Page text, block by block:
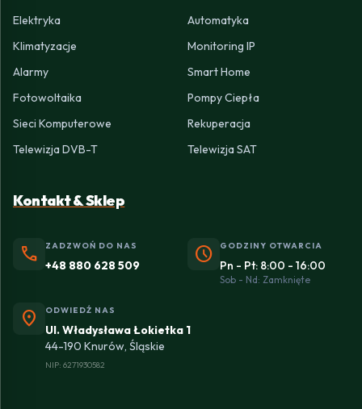
Elektryka
Automatyka
Klimatyzacje
Monitoring IP
Alarmy
Smart Home
Fotowoltaika
Pompy Ciepła
Sieci Komputerowe
Rekuperacja
Telewizja DVB-T
Telewizja SAT
Kontakt & Sklep
phone ZADZWOŃ DO NAS
+48 880 628 509 schedule GODZINY OTWARCIA
Pn - Pt: 8:00 - 16:00
Sob - Nd: Zamknięte
location_on ODWIEDŹ NAS
Ul. Władysława Łokietka 1
44-190 Knurów, Śląskie
NIP: 6271930582